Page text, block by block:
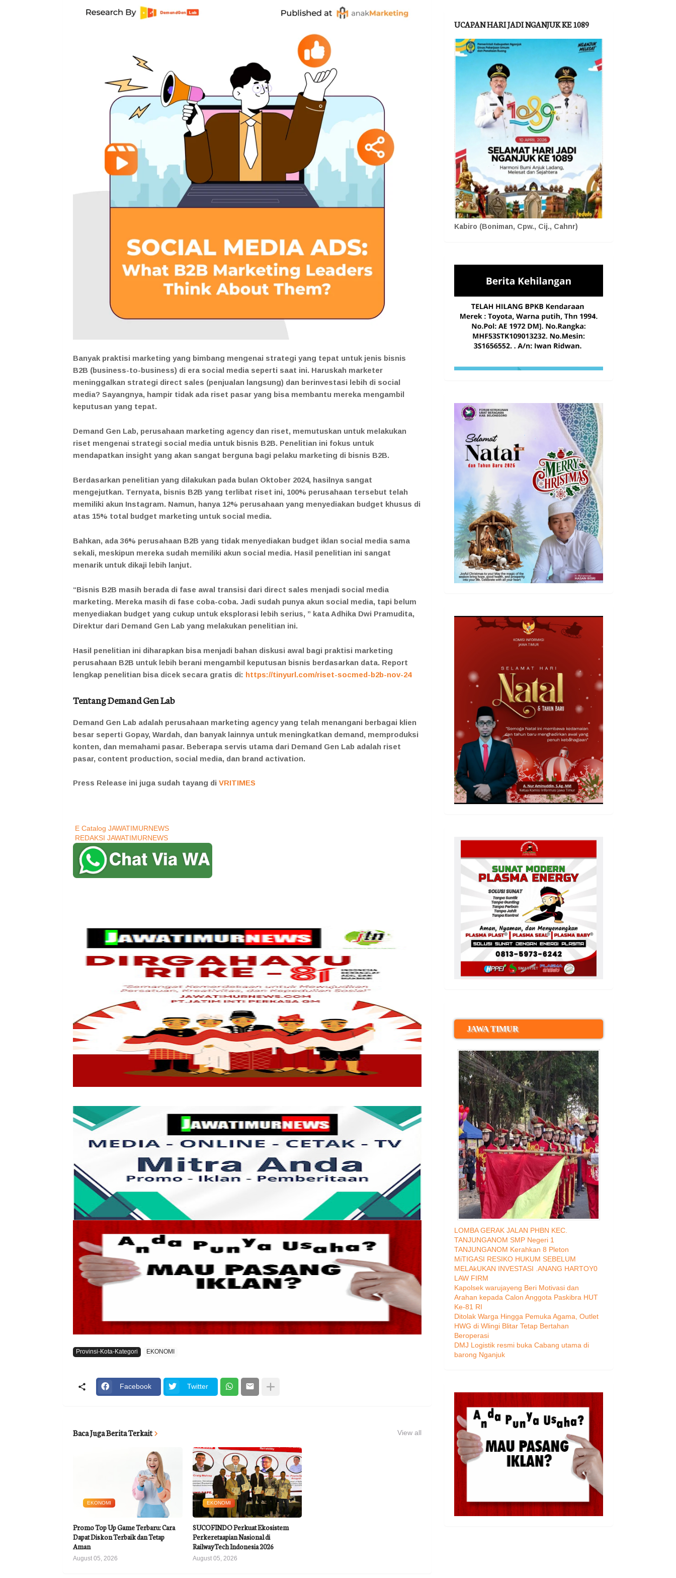
Banyak praktisi marketing yang bimbang mengenai strategi yang tepat untuk jenis bisnis
B2B (business-to-business) di era social media seperti saat ini. Haruskah marketer
meninggalkan strategi direct sales (penjualan langsung) dan berinvestasi lebih di social
media? Sayangnya, hampir tidak ada riset pasar yang bisa membantu mereka mengambil
keputusan yang tepat.
Demand Gen Lab, perusahaan marketing agency dan riset, memutuskan untuk melakukan
riset mengenai strategi social media untuk bisnis B2B. Penelitian ini fokus untuk
mendapatkan insight yang akan sangat berguna bagi pelaku marketing di bisnis B2B.
Berdasarkan penelitian yang dilakukan pada bulan Oktober 2024, hasilnya sangat
mengejutkan. Ternyata, bisnis B2B yang terlibat riset ini, 100% perusahaan tersebut telah
memiliki akun Instagram. Namun, hanya 12% perusahaan yang menyediakan budget khusus di
atas 15% total budget marketing untuk social media.
Bahkan, ada 36% perusahaan B2B yang tidak menyediakan budget iklan social media sama
sekali, meskipun mereka sudah memiliki akun social media. Hasil penelitian ini sangat
menarik untuk dikaji lebih lanjut.
“Bisnis B2B masih berada di fase awal transisi dari direct sales menjadi social media
marketing. Mereka masih di fase coba-coba. Jadi sudah punya akun social media, tapi belum
menyediakan budget yang cukup untuk eksplorasi lebih serius, ” kata Adhika Dwi Pramudita,
Direktur dari Demand Gen Lab yang melakukan penelitian ini.
Hasil penelitian ini diharapkan bisa menjadi bahan diskusi awal bagi praktisi marketing
perusahaan B2B untuk lebih berani mengambil keputusan bisnis berdasarkan data. Report
lengkap penelitian bisa dicek secara gratis di: https://tinyurl.com/riset-socmed-b2b-nov-24
Tentang Demand Gen Lab
Demand Gen Lab adalah perusahaan marketing agency yang telah menangani berbagai klien
besar seperti Gopay, Wardah, dan banyak lainnya untuk meningkatkan demand, memproduksi
konten, dan memahami pasar. Beberapa servis utama dari Demand Gen Lab adalah riset
pasar, content production, social media, dan brand activation.
Press Release ini juga sudah tayang di VRITIMES
E Catalog JAWATIMURNEWS
REDAKSI JAWATIMURNEWS
Provinsi-Kota-Kategori EKONOMI
Facebook Twitter
Baca Juga Berita Terkait View all
EKONOMI
Promo Top Up Game Terbaru: Cara
Dapat Diskon Terbaik dan Tetap
Aman
August 05, 2026
EKONOMI
SUCOFINDO Perkuat Ekosistem
Perkeretaapian Nasional di
RailwayTech Indonesia 2026
August 05, 2026
UCAPAN HARI JADI NGANJUK KE 1089
Kabiro (Boniman, Cpw., Cij., Cahnr)
JAWA TIMUR
LOMBA GERAK JALAN PHBN KEC.
TANJUNGANOM SMP Negeri 1
TANJUNGANOM Kerahkan 8 Pleton
MiTIGASI RESIKO HUKUM SEBELUM
MELAkUKAN INVESTASI .ANANG HARTOY0
LAW FIRM
Kapolsek warujayeng Beri Motivasi dan
Arahan kepada Calon Anggota Paskibra HUT
Ke-81 RI
Ditolak Warga Hingga Pemuka Agama, Outlet
HWG di Wlingi Blitar Tetap Bertahan
Beroperasi
DMJ Logistik resmi buka Cabang utama di
barong Nganjuk